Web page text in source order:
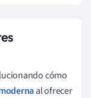
cómo
al ofrecer